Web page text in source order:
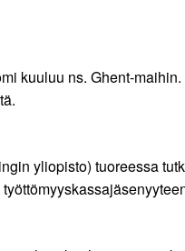
kuuluu ns. Ghent-
yliopisto) tuoreessa